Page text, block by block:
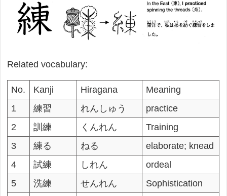
Related vocabulary:
No. Kanji Hiragana
Meaning
1
練習 れんしゅう
practice
2
訓練 くんれん
Training
3
練る ねる
elaborate; knead
4
試練 しれん
ordeal
5
洗練 せんれん Sophistication